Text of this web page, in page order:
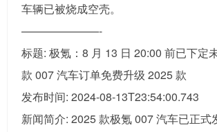
车辆已被烧成空壳。
———————-
标题: 极氪：8 月 13 日 20:00 前已下定
款 007 汽车订单免费升级 2025 款
发布时间: 2024-08-13T23:54:00.743
新闻简介: 2025 款极氪 007 汽车已正式